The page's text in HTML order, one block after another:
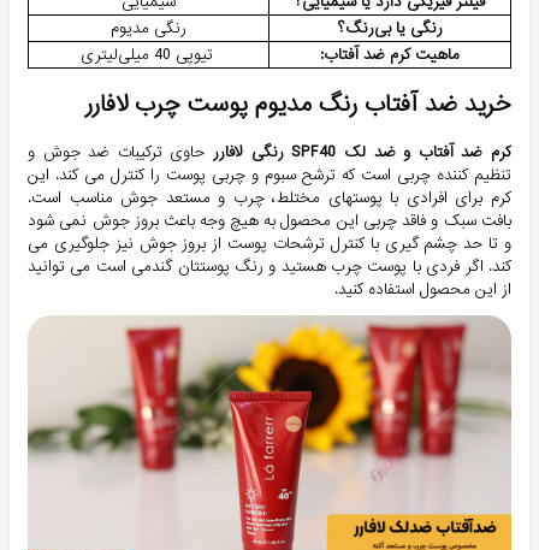
رنگی یا بی‌رنگ؟
رنگی مدیوم
ماهیت کرم ضد آفتاب:
تیوپی 40 میلی‌لیتری
خرید ضد آفتاب رنگ مدیوم پوست چرب لافارر
کرم ضد آفتاب و ضد لک SPF40 رنگی لافارر
حاوی ترکیبات ضد جوش و
تنظیم کننده چربی است که ترشح سبوم و چربی پوست را کنترل می کند. این
کرم برای افرادی با پوستهای مختلط، چرب و مستعد جوش مناسب است.
بافت سبک و فاقد چربی این محصول به هیچ وجه باعث بروز جوش نمی شود
و تا حد چشم گیری با کنترل ترشحات پوست از بروز جوش نیز جلوگیری می
کند. اگر فردی با پوست چرب هستید و رنگ پوستتان گندمی است می توانید
از این محصول استفاده کنید.